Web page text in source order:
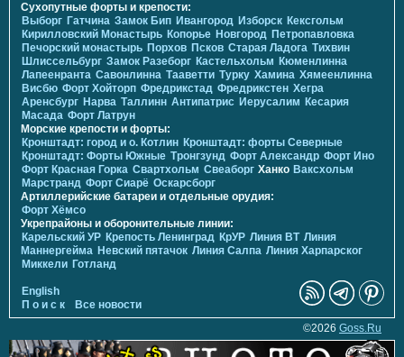
Сухопутные форты и крепости:
Выборг Гатчина Замок Бип Ивангород Изборск Кексгольм
Кирилловский Монастырь Копорье Новгород Петропавловка
Печорcкий монастырь Порхов Псков Старая Ладога Тихвин
Шлиссельбург Замок Разеборг Кастельхольм Кюменлинна
Лапеенранта Савонлинна Тааветти Турку Хамина Хямеенлинна
Висбю Форт Хойторп Фредрикстад Фредрикстен Хегра
Аренсбург Нарва Таллинн Антипатрис Иерусалим Кесария
Масада Форт Латрун
Морские крепости и форты:
Кронштадт: город и о. Котлин Кронштадт: форты Северные
Кронштадт: Форты Южные Тронгзунд Форт Александр Форт Ино
Форт Красная Горка Свартхольм Свеаборг Ханко Ваксхольм
Марстранд Форт Сиарё Оскарсборг
Артиллерийские батареи и отдельные орудия:
Форт Хёмсо
Укрепрайоны и оборонительные линии:
Карельский УР Крепость Ленинград КрУР Линия ВТ Линия
Маннергейма Невский пятачок Линия Салпа Линия Харпарског
Миккели Готланд
English
П о и с к
Все новости
©2026 Goss.Ru